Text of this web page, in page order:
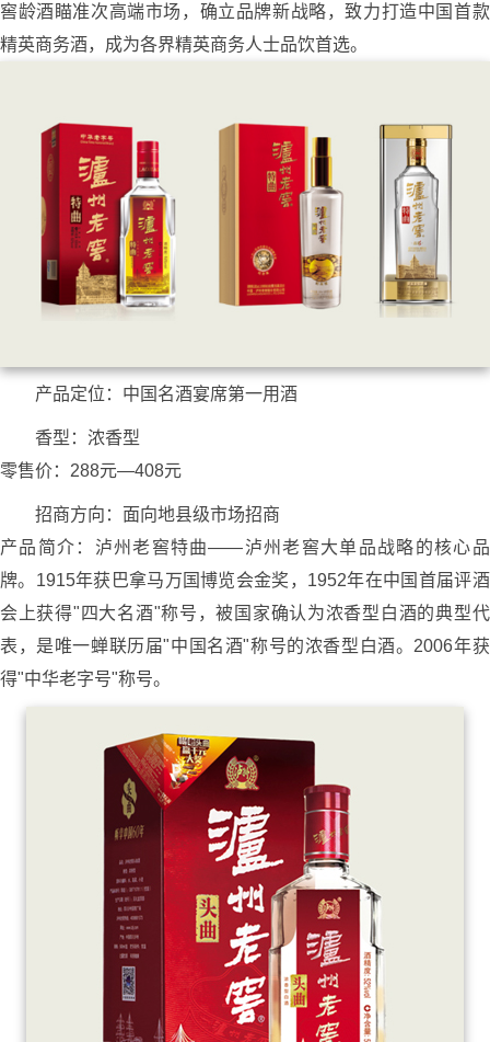
窖龄酒瞄准次高端市场，确立品牌新战略，致力打造中国首款
精英商务酒，成为各界精英商务人士品饮首选。
产品定位：中国名酒宴席第一用酒
香型：浓香型
零售价：288元—408元
招商方向：面向地县级市场招商
产品简介：泸州老窖特曲——泸州老窖大单品战略的核心品
牌。1915年获巴拿马万国博览会金奖，1952年在中国首届评酒
会上获得"四大名酒"称号，被国家确认为浓香型白酒的典型代
表，是唯一蝉联历届"中国名酒"称号的浓香型白酒。2006年获
得"中华老字号"称号。